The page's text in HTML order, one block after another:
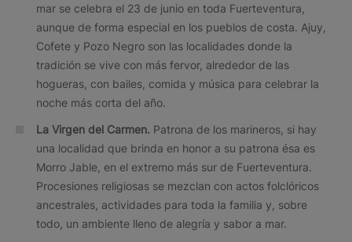
mar se celebra el 23 de junio en toda Fuerteventura,
aunque de forma especial en los pueblos de costa. Ajuy,
Cofete y Pozo Negro son las localidades donde la
tradición se vive con más fervor, alrededor de las
hogueras, con bailes, comida y música para celebrar la
noche más corta del año.
La Virgen del Carmen. Patrona de los marineros, si hay
una localidad que brinda en honor a su patrona ésa es
Morro Jable, en el extremo más sur de Fuerteventura.
Procesiones religiosas se mezclan con actos folclóricos
ancestrales, actividades para toda la familia y, sobre
todo, un ambiente lleno de alegría y sabor a mar.